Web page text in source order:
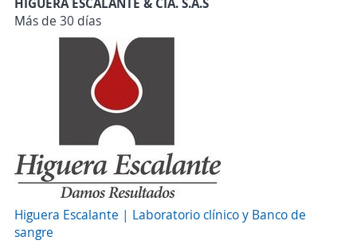
HIGUERA ESCALANTE & CIA. S.A.S
Más de 30 días
Higuera Escalante | Laboratorio clínico y Banco de
sangre